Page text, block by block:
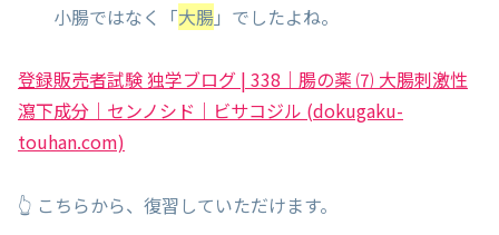
小腸ではなく「大腸」でしたよね。
登録販売者試験 独学ブログ | 338｜腸の薬 ⑺ 大腸刺激性
瀉下成分｜センノシド｜ビサコジル (dokugaku-
touhan.com)
👆 こちらから、復習していただけます。